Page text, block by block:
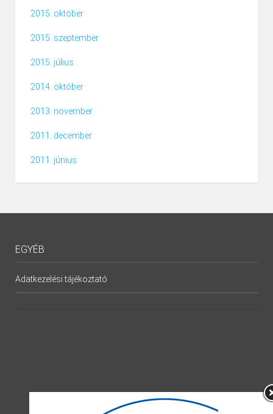
2015. október
2015. szeptember
2015. július
2014. október
2013. november
2011. december
2011. június
EGYÉB
Adatkezelési tájékoztató